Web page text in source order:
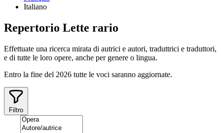
Italiano
Repertorio Lette rario
Effettuate una ricerca mirata di autrici e autori, traduttrici e traduttori,
e di tutte le loro opere, anche per genere o lingua.
Entro la fine del 2026 tutte le voci saranno aggiornate.
Filtro